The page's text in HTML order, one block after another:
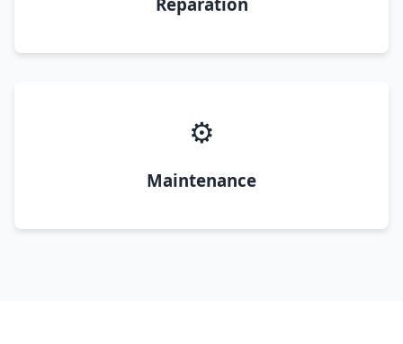
⚙️
Maintenance